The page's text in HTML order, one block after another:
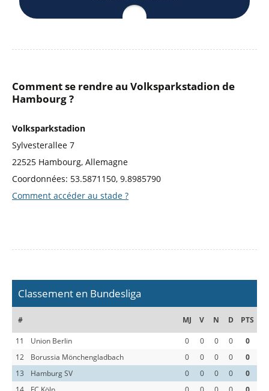
Comment se rendre au Volksparkstadion de
Hambourg ?
Volksparkstadion
Sylvesterallee 7
22525 Hambourg, Allemagne
Coordonnées: 53.5871150, 9.8985790
Comment accéder au stade ?
Classement en Bundesliga
# MJ V N D PTS
11 Union Berlin 0 0 0 0
0
12
Borussia Mönchengladbach 0 0 0 0
0
13
Hamburg SV 0 0 0 0
0
14
FC Köln 0 0 0 0 0